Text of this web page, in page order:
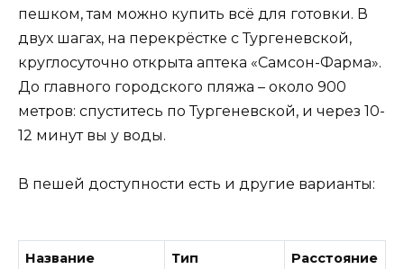
пешком, там можно купить всё для готовки. В
двух шагах, на перекрёстке с Тургеневской,
круглосуточно открыта аптека «Самсон-Фарма».
До главного городского пляжа – около 900
метров: спуститесь по Тургеневской, и через 10-
12 минут вы у воды.
В пешей доступности есть и другие варианты:
Название Тип Расстояние